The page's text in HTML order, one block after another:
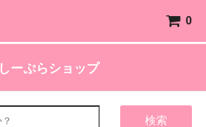
0
しーぷらショップ
検索